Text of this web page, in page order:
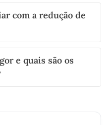
com a redução de
e quais são os